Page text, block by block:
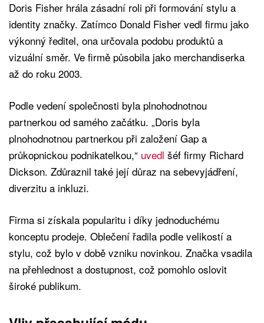
Doris Fisher hrála zásadní roli při formování stylu a
identity značky. Zatímco Donald Fisher vedl firmu jako
výkonný ředitel, ona určovala podobu produktů a
vizuální směr. Ve firmě působila jako merchandiserka
až do roku 2003.
Podle vedení společnosti byla plnohodnotnou
partnerkou od samého začátku. „Doris byla
plnohodnotnou partnerkou při založení Gap a
průkopnickou podnikatelkou,“ uvedl šéf firmy Richard
Dickson. Zdůraznil také její důraz na sebevyjádření,
diverzitu a inkluzi.
Firma si získala popularitu i díky jednoduchému
konceptu prodeje. Oblečení řadila podle velikostí a
stylu, což bylo v době vzniku novinkou. Značka vsadila
na přehlednost a dostupnost, což pomohlo oslovit
široké publikum.